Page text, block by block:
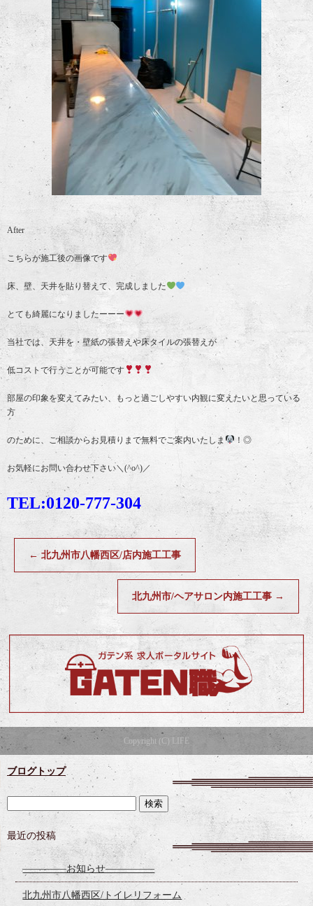
After
こちらが施工後の画像です
床、壁、天井を貼り替えて、完成しました
とても綺麗になりましたーーー
当社では、天井を・壁紙の張替えや床タイルの張替えが
低コストで行うことが可能です
部屋の印象を変えてみたい、もっと過ごしやすい内観に変えたいと思っている
方
のために、ご相談からお見積りまで無料でご案内いたしま ！◎
お気軽にお問い合わせ下さい＼(^o^)／
TEL:0120-777-304
← 北九州市八幡西区/店内施工工事
北九州市/ヘアサロン内施工工事 →
Copyright (C) LIFE
ブログトップ
最近の投稿
————–お知らせ—————
北九州市八幡西区/トイレリフォーム